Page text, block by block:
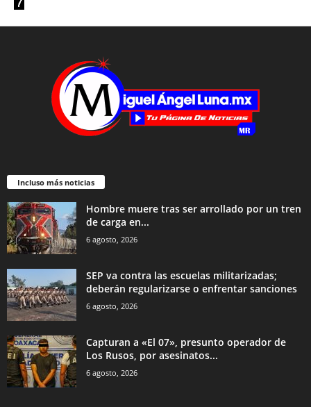
Incluso más noticias
Hombre muere tras ser arrollado por un tren
de carga en...
6 agosto, 2026
SEP va contra las escuelas militarizadas;
deberán regularizarse o enfrentar sanciones
6 agosto, 2026
Capturan a «El 07», presunto operador de
Los Rusos, por asesinatos...
6 agosto, 2026